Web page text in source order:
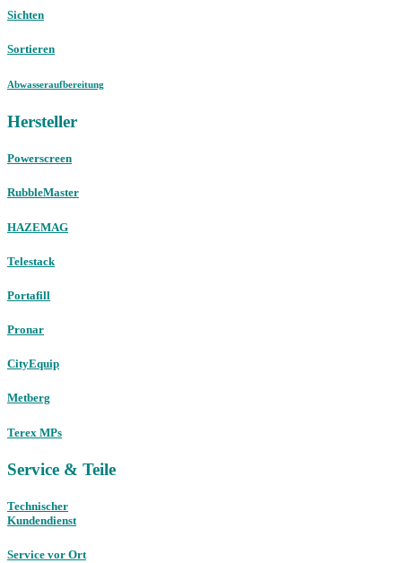
Sichten
Sortieren
Abwasseraufbereitung
Hersteller
Powerscreen
RubbleMaster
HAZEMAG
Telestack
Portafill
Pronar
CityEquip
Metberg
Terex MPs
Service & Teile
Technischer
Kundendienst
Service vor Ort